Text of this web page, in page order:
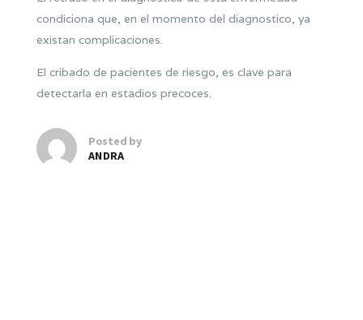
condiciona que, en el momento del diagnostico, ya
existan complicaciones.
El cribado de pacientes de riesgo, es clave para
detectarla en estadios precoces.
Posted by
ANDRA